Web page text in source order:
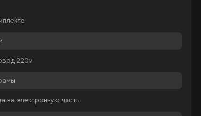
220v
на электронную часть